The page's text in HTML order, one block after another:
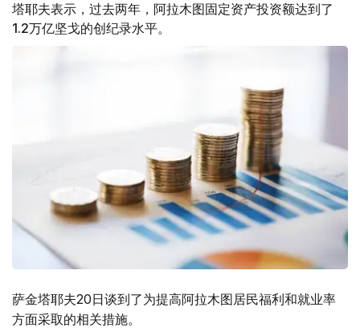
塔耶夫表示，过去两年，阿拉木图固定资产投资额达到了
1.2万亿坚戈的创纪录水平。
萨金塔耶夫20日谈到了为提高阿拉木图居民福利和就业率
方面采取的相关措施。